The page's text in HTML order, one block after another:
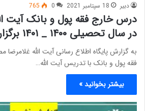
دبیر 18 سپتامبر 2021 0
765
درس خارج فقه پول و بانک آیت
در سال تحصیلی ۱۴۰۰ _ ۱۴۰۱ برگزار میگردد.
به گزارش پایگاه اطلاع رسانی آیت الله
فقه پول و بانک با تدریس آیت الله…
بیشتر بخوانید »